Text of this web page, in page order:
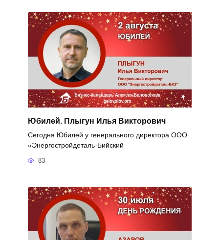
Юбилей. Плыгун Илья Викторович
Сегодня Юбилей у генерального директора ООО
«Энергостройдеталь-Бийский
83